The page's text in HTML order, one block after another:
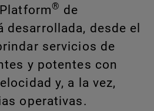
® de
desarrollada, desde el
servicios de
y potentes con
y, a la vez,
operativas.